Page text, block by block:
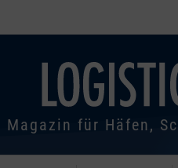
Magazin für Häfen,